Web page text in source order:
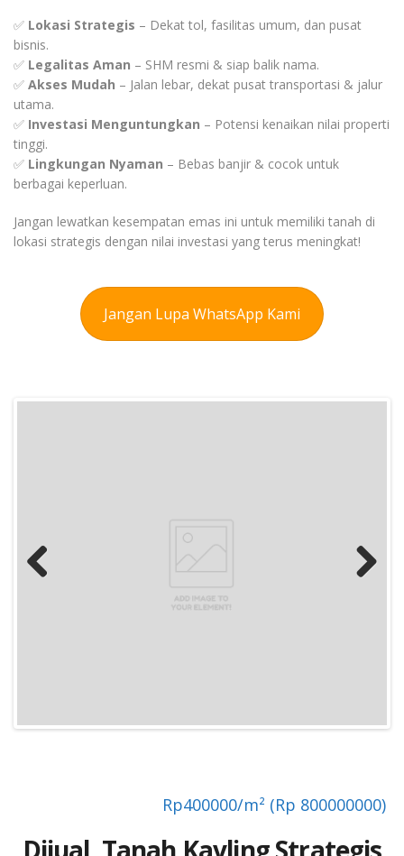
✅ Lokasi Strategis – Dekat tol, fasilitas umum, dan pusat
bisnis.
✅ Legalitas Aman – SHM resmi & siap balik nama.
✅ Akses Mudah – Jalan lebar, dekat pusat transportasi & jalur
utama.
✅ Investasi Menguntungkan – Potensi kenaikan nilai properti
tinggi.
✅ Lingkungan Nyaman – Bebas banjir & cocok untuk
berbagai keperluan.
Jangan lewatkan kesempatan emas ini untuk memiliki tanah di
lokasi strategis dengan nilai investasi yang terus meningkat!
Jangan Lupa WhatsApp Kami
Rp400000/m² (Rp 800000000)
Dijual, Tanah Kavling Strategis